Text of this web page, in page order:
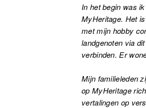
In het begin was
MyHeritage. Het
met mijn hobby
landgenoten via
verbinden. Er
Mijn familieleden
op MyHeritage
vertalingen op